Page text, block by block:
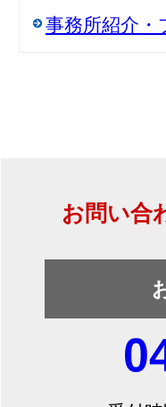
事務所紹介・
お問い合